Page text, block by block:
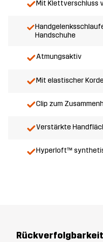
Mit Klettverschluss
Handschuhe
Atmungsaktiv
Mit elastischer
Clip zum
Verstärkte
Hyperloft™
Rückverfolgbarkeit